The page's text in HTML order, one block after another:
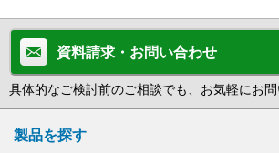
資料請求・お問い合わせ
具体的なご検討前のご相談でも、お気軽にお問
製品を探す